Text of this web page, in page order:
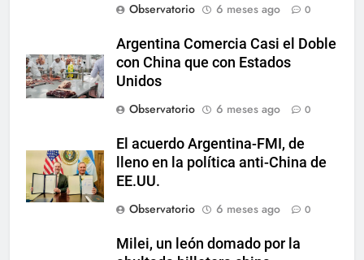
Observatorio
6 meses ago 0
Argentina Comercia Casi el Doble
con China que con Estados
Unidos
Observatorio
6 meses ago 0
El acuerdo Argentina-FMI, de
lleno en la política anti-China de
EE.UU.
Observatorio
6 meses ago 0
Milei, un león domado por la